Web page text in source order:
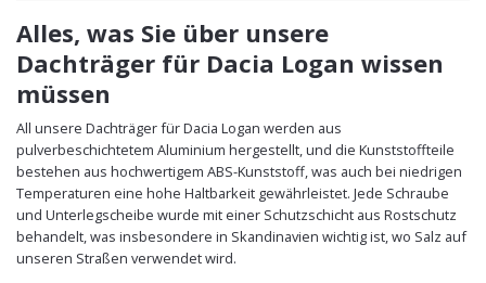
Alles, was Sie über unsere
Dachträger für Dacia Logan wissen
müssen
All unsere Dachträger für Dacia Logan werden aus
pulverbeschichtetem Aluminium hergestellt, und die Kunststoffteile
bestehen aus hochwertigem ABS-Kunststoff, was auch bei niedrigen
Temperaturen eine hohe Haltbarkeit gewährleistet. Jede Schraube
und Unterlegscheibe wurde mit einer Schutzschicht aus Rostschutz
behandelt, was insbesondere in Skandinavien wichtig ist, wo Salz auf
unseren Straßen verwendet wird.